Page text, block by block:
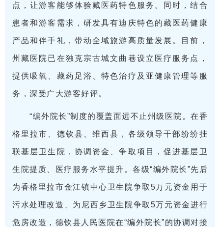
点，让游客能够体验藏医药特色服务。同时，结合
患者和游客需求，研发具有迪庆特色的藏医药健康
产品和伴手礼，带动全域旅游高质量发展。目前，
州藏医院已在独克宗古城文曲巷设立医疗服务点，
提供吸氧、藏药足浴、特色治疗及亚健康管理等服
务，深受广大游客好评。
“编外院长”制度的覆盖面远不止州级医院。在香
格里拉市、德钦县、维西县，各级领导干部纷纷挂
联基层卫生院，协调资金、争取项目，促进基层卫
生院提质、医疗服务水平提升。各级“编外院长”先后
为香格里拉市金江镇中心卫生院争取5万元资金用于
污水处理改造、为尼西乡卫生院争取5万元资金进行
危房改造，德钦县人民医院在“编外院长”的协调对接